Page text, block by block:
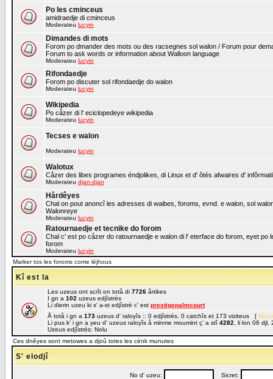
Po les cminceus
amidraedje di cminceus
Moderateu lucyin
Dimandes di mots
Forom po dmander des mots ou des racsegnes sol walon / Forum pour
Forum to ask words or information about Walloon language
Moderateu lucyin
Rifondaedje
Forom po discuter sol rifondaedje do walon
Moderateu lucyin
Wikipedia
Po cåzer di l' eciclopedeye wikipedia
Moderateu lucyin
Tecses e walon
Moderateu lucyin
Walotux
Cåzer des libes programes éndjolikes, di Linux et d' ôtès afwaires d'
Moderateu djan-djan
Hårdêyes
Chal on pout anoncî les adresses di waibes, foroms, evnd. e walon, sol
Walonreye
Moderateu lucyin
Ratournaedje et tecnike do forom
Chal c' est po cåzer do ratournaedje e walon di l' eterface do forom, eyet
forom
Moderateu lucyin
Marker tos les foroms come léjhous
Kî est la
Les uzeus ont scrît on totå di 7726 årtikes
I gn a 102 uzeus edjîstrés
Li dierin uzeu ki s' a-st edjîstré c' est prestigepalmcourt
Å totå i gn a 173 uzeus d' raloyîs :: 0 edjîstrés, 0 catchîs et 173 viziteus [
Li pus k' i gn a yeu d' uzeus raloyîs å minme moumint ç' a stî 4282 , li lon 06
Uzeus edjîstrés: Nolu
Ces dnêyes sont metowes a djoû totes les cénk munutes
S' elodjî
No d' uzeu: Sicret: